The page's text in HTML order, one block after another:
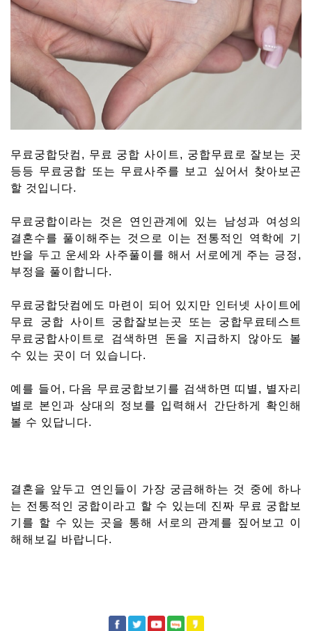
무료궁합닷컴, 무료 궁합 사이트, 궁합무료로 잘보는 곳
등등 무료궁합 또는 무료사주를 보고 싶어서 찾아보곤
할 것입니다.
무료궁합이라는 것은 연인관계에 있는 남성과 여성의
결혼수를 풀이해주는 것으로 이는 전통적인 역학에 기
반을 두고 운세와 사주풀이를 해서 서로에게 주는 긍정,
부정을 풀이합니다.
무료궁합닷컴에도 마련이 되어 있지만 인터넷 사이트에
무료 궁합 사이트 궁합잘보는곳 또는 궁합무료테스트
무료궁합사이트로 검색하면 돈을 지급하지 않아도 볼
수 있는 곳이 더 있습니다.
예를 들어, 다음 무료궁합보기를 검색하면 띠별, 별자리
별로 본인과 상대의 정보를 입력해서 간단하게 확인해
볼 수 있답니다.
결혼을 앞두고 연인들이 가장 궁금해하는 것 중에 하나
는 전통적인 궁합이라고 할 수 있는데 진짜 무료 궁합보
기를 할 수 있는 곳을 통해 서로의 관계를 짚어보고 이
해해보길 바랍니다.